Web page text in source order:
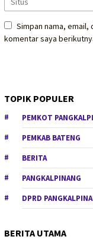
Simpan nama,
komentar saya
TOPIK POPULER
PEMKOT
PEMKAB BATENG
BERITA
PANGKALPINANG
DPRD
BERITA UTAMA